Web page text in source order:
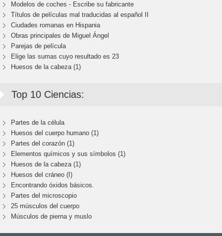
Modelos de coches - Escribe su fabricante
Títulos de películas mal traducidas al español II
Ciudades romanas en Hispania
Obras principales de Miguel Ángel
Parejas de película
Elige las sumas cuyo resultado es 23
Huesos de la cabeza (1)
Top 10 Ciencias:
Partes de la célula
Huesos del cuerpo humano (1)
Partes del corazón (1)
Elementos químicos y sus símbolos (1)
Huesos de la cabeza (1)
Huesos del cráneo (I)
Encontrando óxidos básicos.
Partes del microscopio
25 músculos del cuerpo
Músculos de pierna y muslo